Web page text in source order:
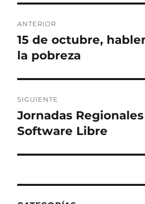
de
entradas
ANTERIOR
Entrada
anterior:
15 de octubre,
la pobreza
SIGUIENTE
Entrada
siguiente:
Jornadas
Software Libre